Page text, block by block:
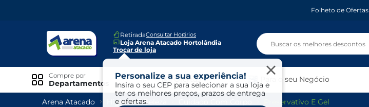
Folheto de Ofertas
RetiradaConsultar Horários
Loja Arena Atacado Hortolândia
Trocar de loja
Personalize a sua experiência!
Insira o seu CEP para selecionar a sua loja e
ter os melhores preços, prazos de entrega
e ofertas.
Ofertas Para o seu Negócio
Compre por
Departamentos
EspeciaisArena Atacado Higiene E Beleza Preservativo E Gel